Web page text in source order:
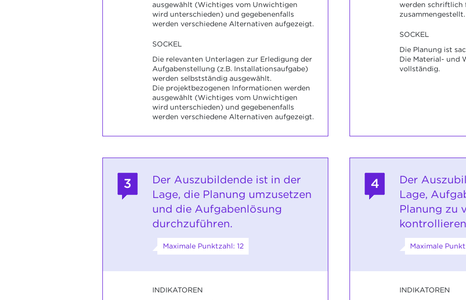
ausgewählt (Wichtiges vom Unwichtigen
wird unterschieden) und gegebenenfalls
werden verschiedene Alternativen aufgezeigt.
SOCKEL
Die relevanten Unterlagen zur Erledigung der
Aufgabenstellung (z.B. Installationsaufgabe)
werden selbstständig ausgewählt.
Die projektbezogenen Informationen werden
ausgewählt (Wichtiges vom Unwichtigen
wird unterschieden) und gegebenenfalls
werden verschiedene Alternativen aufgezeigt.
werden schriftlich
zusammengestellt.
SOCKEL
Die Planung ist
Die Material- und
vollständig.
3
Der Auszubildende ist in der
Lage, die Planung umzusetzen
und die Aufgabenlösung
durchzuführen.
Maximale Punktzahl: 12
INDIKATOREN
4
Der
Lage,
Planung zu
Maximale
INDIKATOREN